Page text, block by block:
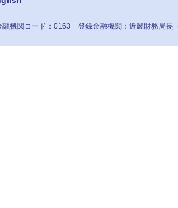
融機関コード：0163 登録金融機関：近畿財務局長